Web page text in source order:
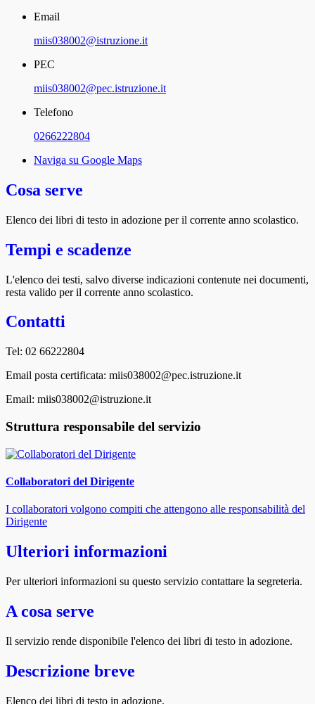
Email
miis038002@istruzione.it
PEC
miis038002@pec.istruzione.it
Telefono
0266222804
Naviga su Google Maps
Cosa serve
Elenco dei libri di testo in adozione per il corrente anno scolastico.
Tempi e scadenze
L'elenco dei testi, salvo diverse indicazioni contenute nei documenti,
resta valido per il corrente anno scolastico.
Contatti
Tel: 02 66222804
Email posta certificata: miis038002@pec.istruzione.it
Email: miis038002@istruzione.it
Struttura responsabile del servizio
Collaboratori del Dirigente
I collaboratori volgono compiti che attengono alle responsabilità del
Dirigente
Ulteriori informazioni
Per ulteriori informazioni su questo servizio contattare la segreteria.
A cosa serve
Il servizio rende disponibile l'elenco dei libri di testo in adozione.
Descrizione breve
Elenco dei libri di testo in adozione.